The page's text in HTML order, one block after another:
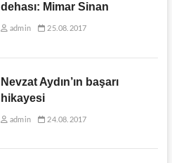
dehası: Mimar Sinan
admin 25.08.2017
Nevzat Aydın’ın başarı
hikayesi
admin 24.08.2017